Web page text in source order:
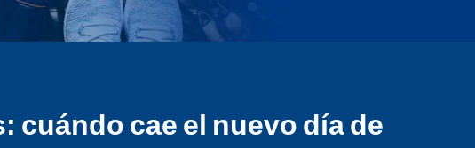
cuándo cae el nuevo día de